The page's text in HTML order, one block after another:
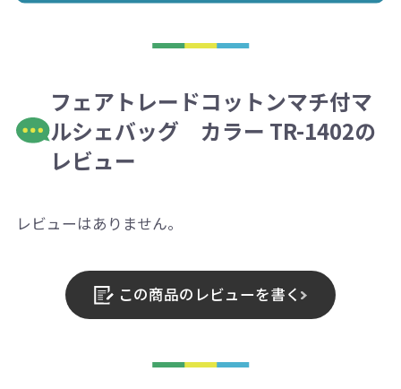
フェアトレードコットンマチ付マ
ルシェバッグ カラー TR-1402の
レビュー
レビューはありません。
この商品のレビューを書く